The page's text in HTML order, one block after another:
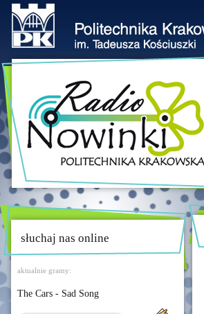
słuchaj nas online
aktualnie gramy:
The Cars - Sad Song